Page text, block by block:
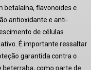
betalaína, flavonoides e
antioxidante e anti-
de células
. É importante ressaltar
garantida contra o
beterraba, como parte de